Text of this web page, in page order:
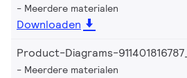
Meerdere materialen
Downloaden
Product-Diagrams-
Meerdere materialen